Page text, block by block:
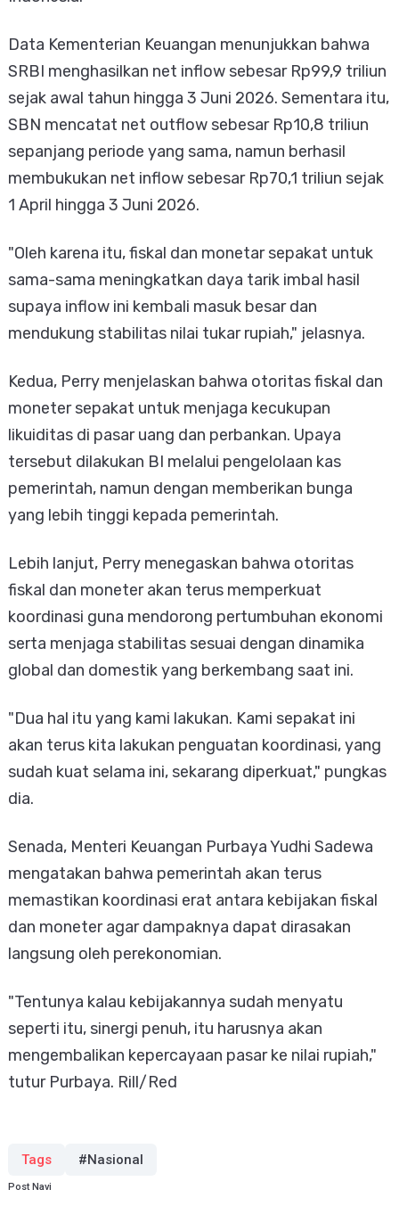
Data Kementerian Keuangan menunjukkan bahwa
SRBI menghasilkan net inflow sebesar Rp99,9 triliun
sejak awal tahun hingga 3 Juni 2026. Sementara itu,
SBN mencatat net outflow sebesar Rp10,8 triliun
sepanjang periode yang sama, namun berhasil
membukukan net inflow sebesar Rp70,1 triliun sejak
1 April hingga 3 Juni 2026.
"Oleh karena itu, fiskal dan monetar sepakat untuk
sama-sama meningkatkan daya tarik imbal hasil
supaya inflow ini kembali masuk besar dan
mendukung stabilitas nilai tukar rupiah," jelasnya.
Kedua, Perry menjelaskan bahwa otoritas fiskal dan
moneter sepakat untuk menjaga kecukupan
likuiditas di pasar uang dan perbankan. Upaya
tersebut dilakukan BI melalui pengelolaan kas
pemerintah, namun dengan memberikan bunga
yang lebih tinggi kepada pemerintah.
Lebih lanjut, Perry menegaskan bahwa otoritas
fiskal dan moneter akan terus memperkuat
koordinasi guna mendorong pertumbuhan ekonomi
serta menjaga stabilitas sesuai dengan dinamika
global dan domestik yang berkembang saat ini.
"Dua hal itu yang kami lakukan. Kami sepakat ini
akan terus kita lakukan penguatan koordinasi, yang
sudah kuat selama ini, sekarang diperkuat," pungkas
dia.
Senada, Menteri Keuangan Purbaya Yudhi Sadewa
mengatakan bahwa pemerintah akan terus
memastikan koordinasi erat antara kebijakan fiskal
dan moneter agar dampaknya dapat dirasakan
langsung oleh perekonomian.
"Tentunya kalau kebijakannya sudah menyatu
seperti itu, sinergi penuh, itu harusnya akan
mengembalikan kepercayaan pasar ke nilai rupiah,"
tutur Purbaya. Rill/Red
Tags #Nasional
Post Navi